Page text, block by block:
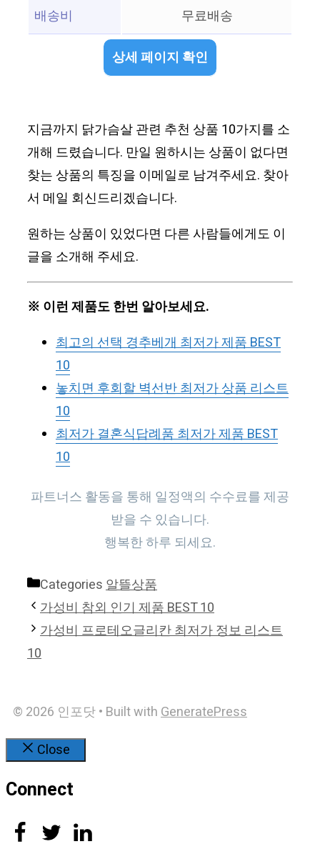
배송비
무료배송
상세 페이지 확인
지금까지 닭가슴살 관련 추천 상품 10가지를 소
개해 드렸습니다. 만일 원하시는 상품이 없다면
찾는 상품의 특징을 이메일로 남겨주세요. 찾아
서 메일 회신드리겠습니다.
원하는 상품이 있었다면 다른 사람들에게도 이
글을 소개해 주세요.
※ 이런 제품도 한번 알아보세요.
최고의 선택 경추베개 최저가 제품 BEST
10
놓치면 후회할 벽선반 최저가 상품 리스트
10
최저가 결혼식답례품 최저가 제품 BEST
10
파트너스 활동을 통해 일정액의 수수료를 제공
받을 수 있습니다.
행복한 하루 되세요.
Categories알뜰상품
가성비 참외 인기 제품 BEST 10
가성비 프로테오글리칸 최저가 정보 리스트
10
© 2026 인포닷• Built withGeneratePress
Close
Connect